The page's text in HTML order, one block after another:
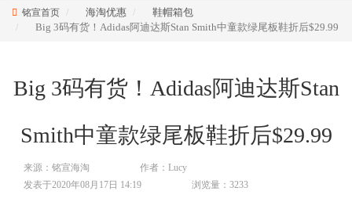
铭宣首页 海淘优惠
鞋帽箱包
Big 3码有货！Adidas阿迪达斯Stan Smith中童款绿尾板鞋折后$29.99
Big 3码有货！Adidas阿迪达斯Stan
Smith中童款绿尾板鞋折后$29.99
来源：铭宣海淘
作者：Lucy
发表于2020年08月17日 14:19
浏览量：3233